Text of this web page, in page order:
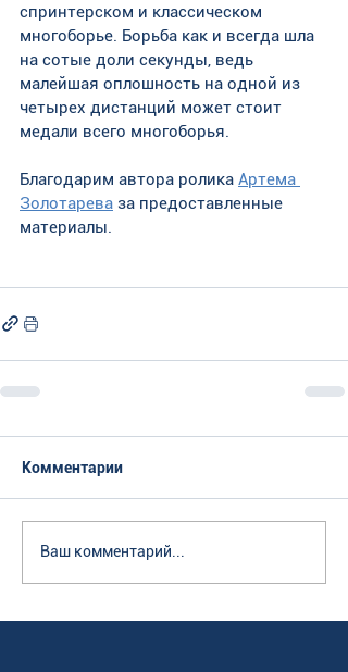
спринтерском и классическом
многоборье. Борьба как и всегда шла
на сотые доли секунды, ведь
малейшая оплошность на одной из
четырех дистанций может стоит
медали всего многоборья.
Благодарим автора ролика Артема
Золотарева за предоставленные
материалы.
Комментарии
Ваш комментарий...